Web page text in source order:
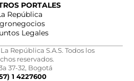
PORTALES
República
Legales
República S.A.S. Todos los
reservados.
37-32, Bogotá
1 4227600